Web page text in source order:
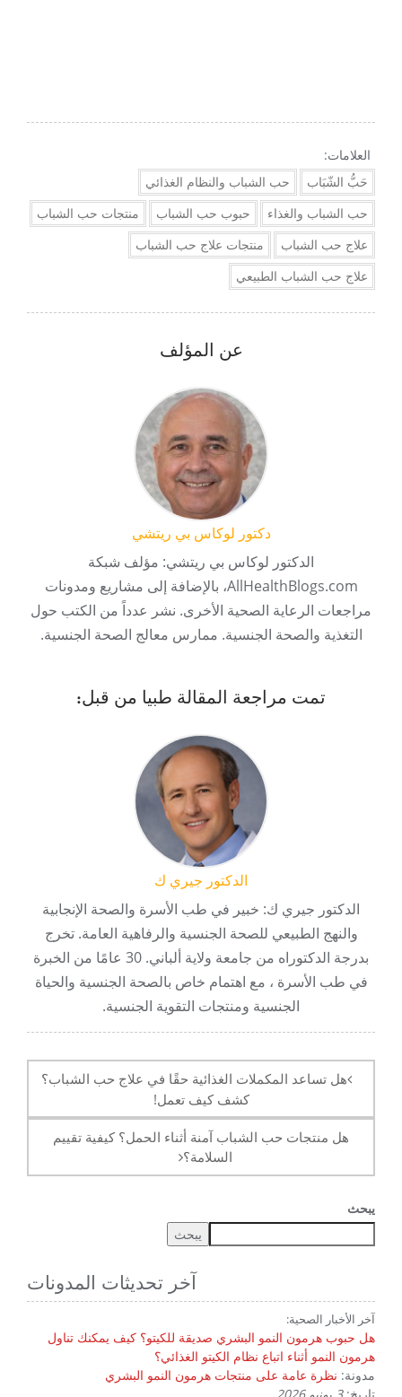
العلامات:
حَبُّ الشّبَاب
حب الشباب والنظام الغذائي
حب الشباب والغذاء
حبوب حب الشباب
منتجات حب الشباب
علاج حب الشباب
منتجات علاج حب الشباب
علاج حب الشباب الطبيعي
عن المؤلف
دكتور لوكاس بي ريتشي
الدكتور لوكاس بي ريتشي: مؤلف شبكة
AllHealthBlogs.com، بالإضافة إلى مشاريع ومدونات
مراجعات الرعاية الصحية الأخرى. نشر عدداً من الكتب حول
التغذية والصحة الجنسية. ممارس معالج الصحة الجنسية.
تمت مراجعة المقالة طبيا من قبل:
الدكتور جيري ك
الدكتور جيري ك: خبير في طب الأسرة والصحة الإنجابية
والنهج الطبيعي للصحة الجنسية والرفاهية العامة. تخرج
بدرجة الدكتوراه من جامعة ولاية ألباني. 30 عامًا من الخبرة
في طب الأسرة ، مع اهتمام خاص بالصحة الجنسية والحياة
الجنسية ومنتجات التقوية الجنسية.
الملاحة
هل تساعد المكملات الغذائية حقًا في علاج حب الشباب؟
كشف كيف تعمل!
هل منتجات حب الشباب آمنة أثناء الحمل؟ كيفية تقييم
السلامة؟
يبحث
يبحث
آخر تحديثات المدونات
آخر الأخبار الصحية:
هل حبوب هرمون النمو البشري صديقة للكيتو؟ كيف يمكنك تناول
هرمون النمو أثناء اتباع نظام الكيتو الغذائي؟
مدونة: نظرة عامة على منتجات هرمون النمو البشري